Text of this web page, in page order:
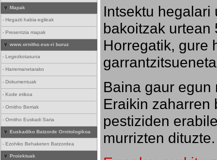
Mapak
- Hegazti habia-egileak
- Presentzia mapak
www.ornitho.eus-ri buruz
- Legezkotasuna
- Harremanetarako
- Dokumentuak
- Kode etikoa
- Ornitho Berriak
- Ornitho Euskadi Saria
Euskadiko Batzorde Ornitologikoa
- Ezohiko Behaketen Batzordea
Proiektuak
Intsektu hegalari
bakoitzak urtean
Horregatik, gure
Baina gaur egun
Eraikin zaharren
pestiziden
murrizten dituzte.